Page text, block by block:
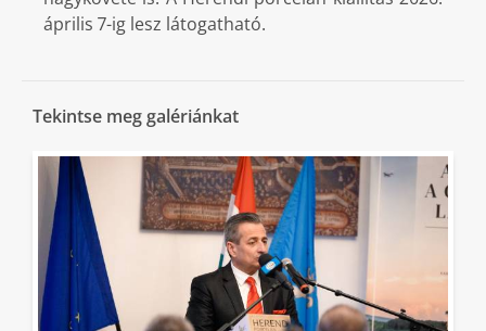
április 7-ig lesz látogatható.
Tekintse meg galériánkat